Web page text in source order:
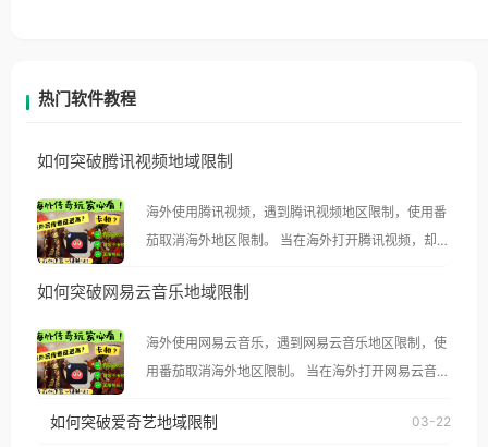
热门软件教程
如何突破腾讯视频地域限制
海外使用腾讯视频，遇到腾讯视频地区限制，使用番
茄取消海外地区限制。 当在海外打开腾讯视频，却突
示语。 海外用户如香港、澳门、台湾、美国、加拿
像其他音乐平台一样，出现地区及版权限制问题，且
仅能在中国大陆地区播放。 遇到这个问题的朋友们，
使用番茄回国加速器，即可解决「海外用户收听腾讯
如何突破网易云音乐地域限制
海外使用网易云音乐，遇到网易云音乐地区限制，使
用番茄取消海外地区限制。 当在海外打开网易云音
播放”的提示语。 海外用户如香港、澳门、台湾、美
如何突破爱奇艺地域限制 03-22